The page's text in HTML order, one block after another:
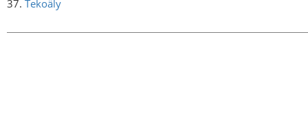
37. Tekoäly